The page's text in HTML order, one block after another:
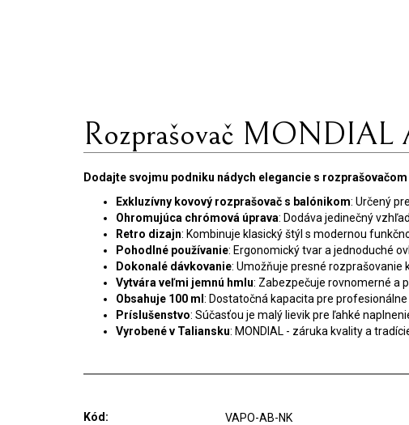
Rozprašovač
Dodajte svojmu podniku nádych elegancie s rozprašovačom
Exkluzívny kovový rozprašovač s balónikom: Určený
Ohromujúca chrómová úprava: Dodáva jedinečný
Retro dizajn: Kombinuje klasický štýl s modernou
Pohodlné používanie: Ergonomický tvar a jednoduché
Dokonalé dávkovanie: Umožňuje presné rozprašovanie
Vytvára veľmi jemnú hmlu: Zabezpečuje rovnomerné a
Obsahuje 100 ml: Dostatočná kapacita pre profesionálne
Príslušenstvo: Súčasťou je malý lievik pre ľahké
Vyrobené v Taliansku: MONDIAL - záruka kvality a
Kód:
VAPO-AB-NK